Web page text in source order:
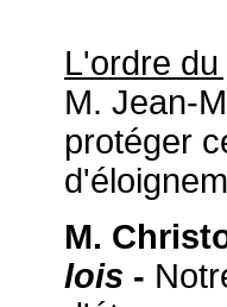
L'ordre
M. Jean-
protéger
M.
lois -